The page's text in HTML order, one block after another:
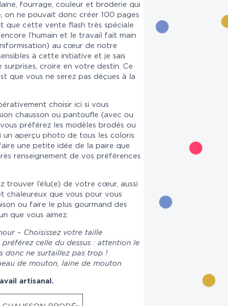
fourrage, couleur et broderie qui
on ne pouvait donc créer 100 pages
que cette vente flash très spéciale
l’humain et le travail fait main
au cœur de notre
à cette initiative et je sais
surprises, croire en votre destin. Ce
que vous ne serez pas déçues à la
choisir ici si vous
chausson ou pantoufle (avec ou
préférez les modèles brodés ou
un aperçu photo de tous les coloris
une petite idée de la paire que
renseignement de vos préférences
trouver l’élu(e) de votre cœur, aussi
chaleureux que vous pour vous
ou faire le plus gourmand des
que vous aimez.
– Choisissez votre taille
celle du dessus : attention le
donc ne surtaillez pas trop !
de mouton, laine de mouton
artisanal.